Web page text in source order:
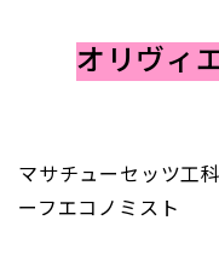
オリヴィ
マサチューセッツ工
ーフエコノミスト